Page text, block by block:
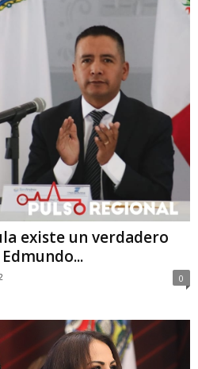
existe un verdadero
0